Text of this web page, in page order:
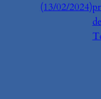
(13/02/2024)